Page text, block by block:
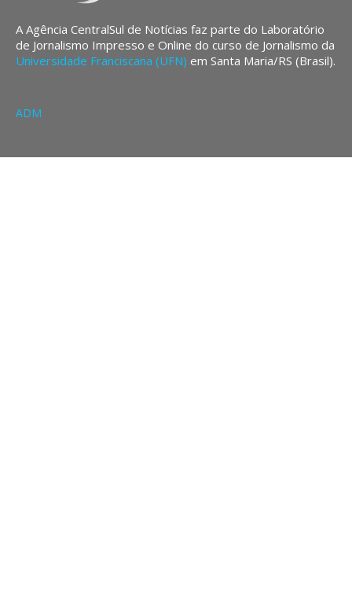
A Agência CentralSul de Notícias faz parte do Laboratório
de Jornalismo Impresso e Online do curso de Jornalismo da
Universidade Franciscana (UFN) em Santa Maria/RS (Brasil).
ADM